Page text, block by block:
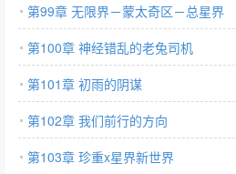
第99章 无限界－蒙太奇区－总星界
第100章 神经错乱的老兔司机
第101章 初雨的阴谋
第102章 我们前行的方向
第103章 珍重x星界新世界